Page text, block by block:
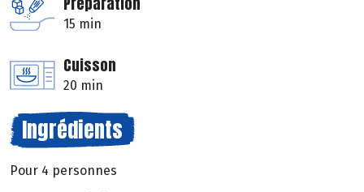
15 min
Cuisson
20 min
Ingrédients
Pour 4 personnes